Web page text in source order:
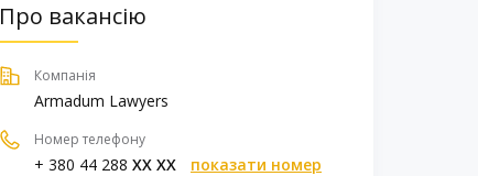
Про вакансію
Компанія
Armadum Lawyers
Номер телефону
+ 380 44 288 XX XX показати номер